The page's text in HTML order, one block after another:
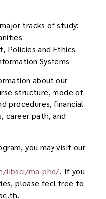
tracks of study:
Policies and Ethics
Systems
about our
structure, mode of
procedures, financial
career path, and
you may visit our
libsci/ma-phd/. If you
please feel free to